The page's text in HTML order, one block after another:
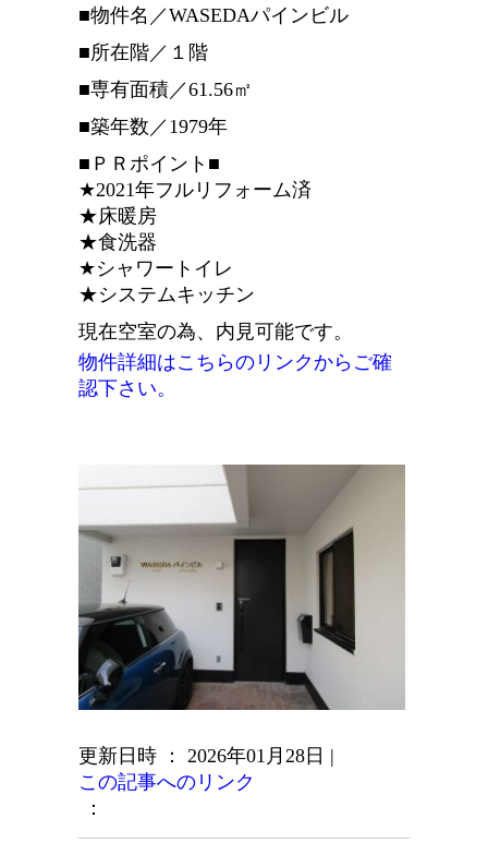
■物件名／WASEDAパインビル
■所在階／１階
■専有面積／61.56㎡
■築年数／1979年
■ＰＲポイント■
★2021年フルリフォーム済
★床暖房
★食洗器
★シャワートイレ
★システムキッチン
現在空室の為、内見可能です。
物件詳細はこちらのリンクからご確
認下さい。
更新日時 ： 2026年01月28日 |
この記事へのリンク
：